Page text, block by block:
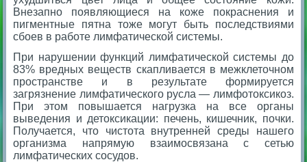
Внезапно появляющиеся на коже покраснения и
пигментные пятна тоже могут быть последствиями
сбоев в работе лимфатической системы.
При нарушении функций лимфатической системы до
83% вредных веществ скапливается в межклеточном
пространстве и в результате формируется
загрязнение лимфатического русла — лимфотоксикоз.
При этом повышается нагрузка на все органы
выведения и детоксикации: печень, кишечник, почки.
Получается, что чистота внутренней среды нашего
организма напрямую взаимосвязана с сетью
лимфатических сосудов.